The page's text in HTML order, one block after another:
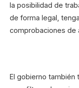
la posibilidad de
de forma legal,
comprobaciones de
El gobierno también